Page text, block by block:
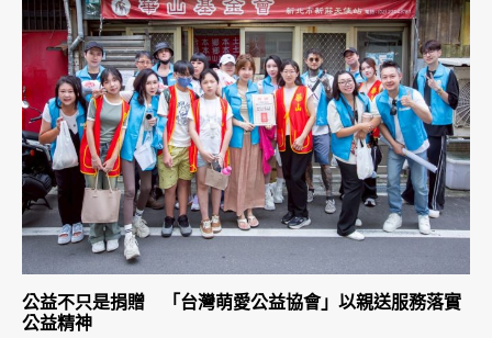
公益不只是捐贈 「台灣萌愛公益協會」以親送服務落實
公益精神